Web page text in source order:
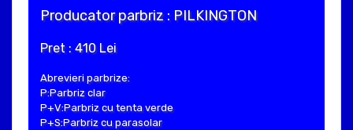
Producator parbriz : PILKINGTON
Pret : 410 Lei
Abrevieri parbrize:
P:Parbriz clar
P+V:Parbriz cu tenta verde
P+S:Parbriz cu parasolar